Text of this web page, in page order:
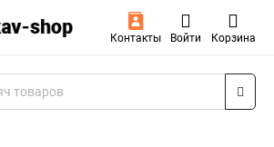
Контакты Войти Корзина